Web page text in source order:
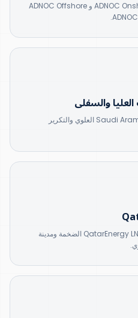
محولات ATEX/IECEx لمنشآت ADNOC Onshore و ADNOC Offshore
محولات للمناطق الخطرة لإنتاج Saudi Aramco العلوي والتكرير
محولات مقاومة للانفجار لقطارات QatarEnergy LNG الضخمة ومدينة